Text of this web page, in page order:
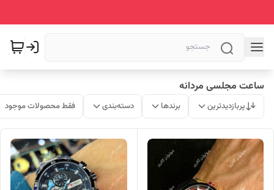
ساعت مجلسی مردانه
پربازدیدترین برندها دسته‌بندی فقط محصولات موجود